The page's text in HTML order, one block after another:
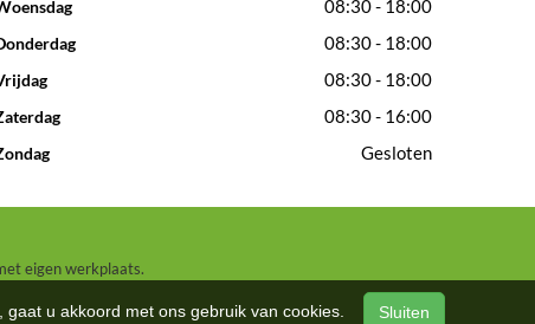
08:30 - 18:00
08:30 - 18:00
08:30 - 18:00
08:30 - 16:00
Gesloten
eigen werkplaats.
gaat u akkoord met ons gebruik van cookies. Sluiten